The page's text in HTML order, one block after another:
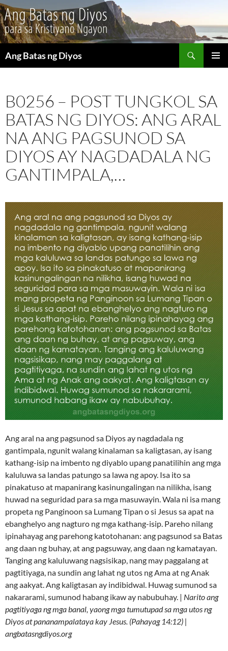
Ang Batas ng Diyos
B0256 – POST TUNGKOL SA
BATAS NG DIYOS: ANG ARAL
NA ANG PAGSUNOD SA
DIYOS AY NAGDADALA NG
GANTIMPALA,…
Ang aral na ang pagsunod sa Diyos ay nagdadala ng
gantimpala, ngunit walang kinalaman sa kaligtasan, ay isang
kathang-isip na imbento ng diyablo upang panatilihin ang mga
kaluluwa sa landas patungo sa lawa ng apoy. Isa ito sa
pinakatuso at mapanirang kasinungalingan na nilikha, isang
huwad na seguridad para sa mga masuwayin. Wala ni isa mang
propeta ng Panginoon sa Lumang Tipan o si Jesus sa apat na
ebanghelyo ang nagturo ng mga kathang-isip. Pareho nilang
ipinahayag ang parehong katotohanan: ang pagsunod sa Batas
ang daan ng buhay, at ang pagsuway, ang daan ng kamatayan.
Tanging ang kaluluwang nagsisikap, nang may paggalang at
pagtitiyaga, na sundin ang lahat ng utos ng Ama at ng Anak
ang aakyat. Ang kaligtasan ay indibidwal. Huwag sumunod sa
nakararami, sumunod habang ikaw ay nabubuhay. | Narito ang
pagtitiyaga ng mga banal, yaong mga tumutupad sa mga utos ng
Diyos at pananampalataya kay Jesus. (Pahayag 14:12) |
angbatasngdiyos.org